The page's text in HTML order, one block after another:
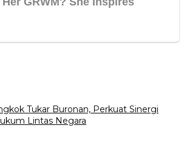
Tukar Buronan, Perkuat Sinergi
Lintas Negara